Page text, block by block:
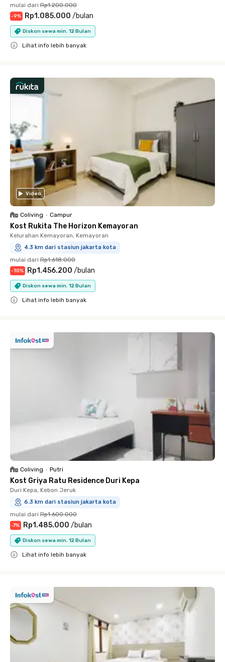
mulai dari Rp1.200.000
-9% Rp1.085.000 /bulan
Diskon sewa min. 12 Bulan
Lihat info lebih banyak
Video
Coliving • Campur
Kost Rukita The Horizon Kemayoran
Kelurahan Kemayoran, Kemayoran
4.3 km dari stasiun jakarta kota
mulai dari Rp1.618.000
-10% Rp1.456.200 /bulan
Diskon sewa min. 12 Bulan
Lihat info lebih banyak
Coliving • Putri
Kost Griya Ratu Residence Duri Kepa
Duri Kepa, Kebon Jeruk
6.3 km dari stasiun jakarta kota
mulai dari Rp1.600.000
-7% Rp1.485.000 /bulan
Diskon sewa min. 12 Bulan
Lihat info lebih banyak